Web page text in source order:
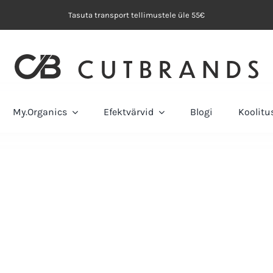
Tasuta transport tellimustele üle 55€
My.Organics Efektvärvid Blogi